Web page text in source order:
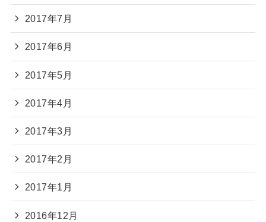
2017年7月
2017年6月
2017年5月
2017年4月
2017年3月
2017年2月
2017年1月
2016年12月